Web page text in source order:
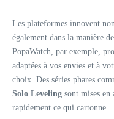
Les plateformes innovent
également dans la manière
PopaWatch, par exemple,
adaptées à vos envies et à
choix. Des séries phares
Solo Leveling sont mises
rapidement ce qui cartonne.